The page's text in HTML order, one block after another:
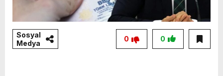
Sosyal
Medya
0
0